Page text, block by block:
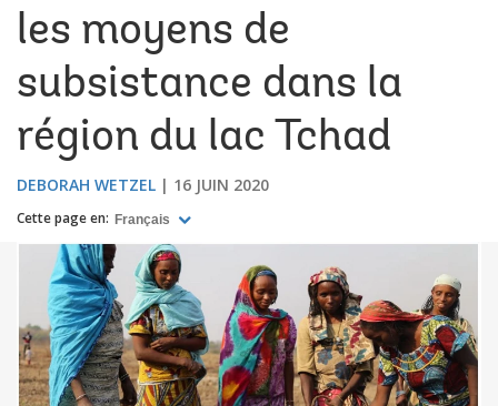
les moyens de
subsistance dans la
région du lac Tchad
DEBORAH WETZEL 16 JUIN 2020
Cette page en: Français